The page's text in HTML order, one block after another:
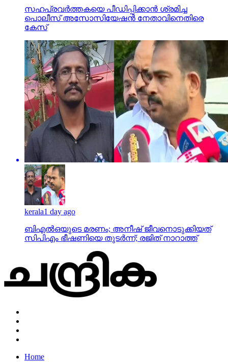
സഹപ്രവര്‍ത്തകയെ പീഡിപ്പിക്കാന്‍ ശ്രമിച്ച
പൊലീസ് അസോസിയേഷന്‍ നേതാവിനെതിരെ
കേസ്
kerala1 day ago
ബിഎല്‍ഒയുടെ മരണം; അനീഷ് ജീവനൊടുക്കിയത്
സിപിഎം ഭീഷണിയെ തുടര്‍ന്ന്; രജിത് നാറാത്ത്
Home